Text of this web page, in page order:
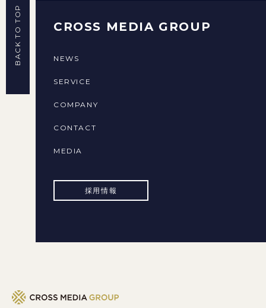
BACK TO TOP CROSS MEDIA GROUP
NEWS
SERVICE
COMPANY
CONTACT
MEDIA
採用情報